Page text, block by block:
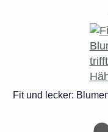
Fit und lecker: